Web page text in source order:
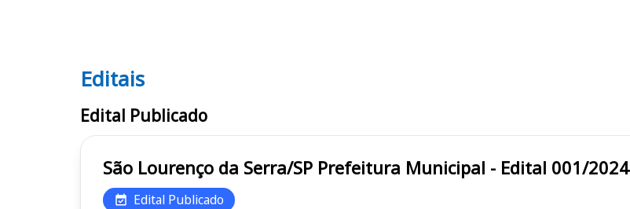
Editais
Editais
Edital Publicado
São Lourenço da Serra/SP Prefeitura Municipal - Edital 001/2024
Edital Publicado